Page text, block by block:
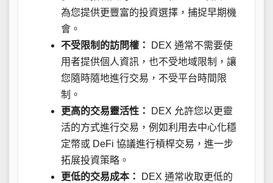
為您提供更豐富的投資選擇，捕捉早期機
會。
不受限制的訪問權：
DEX 通常不需要使
用者提供個人資訊，也不受地域限制，讓
您隨時隨地進行交易，不受平台時間限
制。
更高的交易靈活性：
DEX 允許您以更靈
活的方式進行交易，例如利用去中心化穩
定幣或 DeFi 協議進行槓桿交易，進一步
拓展投資策略。
更低的交易成本：
DEX 通常收取更低的